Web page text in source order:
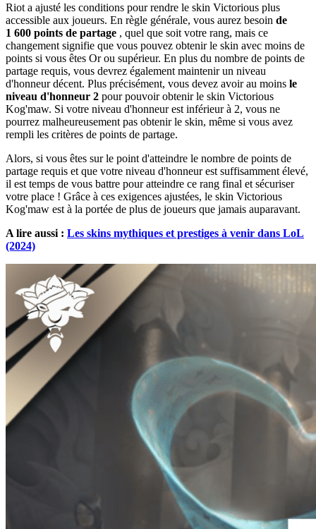
Riot a ajusté les conditions pour rendre le skin Victorious plus
accessible aux joueurs. En règle générale, vous aurez besoin de
1 600 points de partage , quel que soit votre rang, mais ce
changement signifie que vous pouvez obtenir le skin avec moins de
points si vous êtes Or ou supérieur. En plus du nombre de points de
partage requis, vous devrez également maintenir un niveau
d'honneur décent. Plus précisément, vous devez avoir au moins le
niveau d'honneur 2 pour pouvoir obtenir le skin Victorious
Kog'maw. Si votre niveau d'honneur est inférieur à 2, vous ne
pourrez malheureusement pas obtenir le skin, même si vous avez
rempli les critères de points de partage.
Alors, si vous êtes sur le point d'atteindre le nombre de points de
partage requis et que votre niveau d'honneur est suffisamment élevé,
il est temps de vous battre pour atteindre ce rang final et sécuriser
votre place ! Grâce à ces exigences ajustées, le skin Victorious
Kog'maw est à la portée de plus de joueurs que jamais auparavant.
A lire aussi : Les skins mythiques et prestiges à venir dans LoL
(2024)